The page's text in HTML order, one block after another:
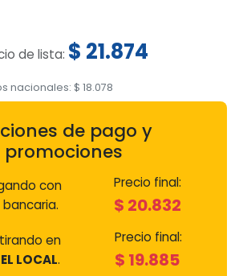
de lista: $ 21.874
nacionales: $ 18.078
de pago y
promociones
con
Precio final:
$ 20.832
en
LOCAL.
Precio final:
$ 19.885